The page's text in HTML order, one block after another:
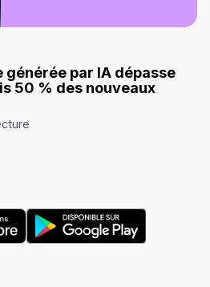
générée par IA dépasse
50 % des nouveaux